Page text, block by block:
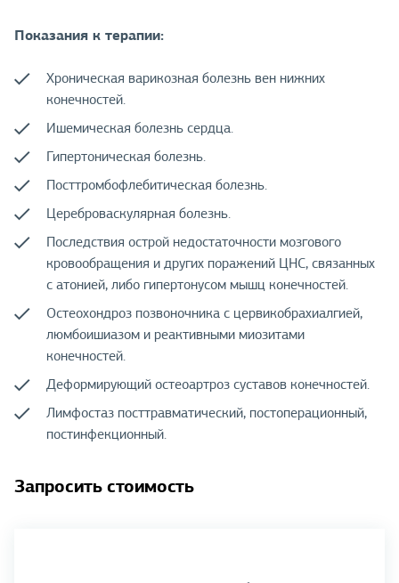
Показания к терапии:
Хроническая варикозная болезнь вен нижних
конечностей.
Ишемическая болезнь сердца.
Гипертоническая болезнь.
Посттромбофлебитическая болезнь.
Цереброваскулярная болезнь.
Последствия острой недостаточности мозгового
кровообращения и других поражений ЦНС, связанных
с атонией, либо гипертонусом мышц конечностей.
Остеохондроз позвоночника с цервикобрахиалгией,
люмбоишиазом и реактивными миозитами
конечностей.
Деформирующий остеоартроз суставов конечностей.
Лимфостаз посттравматический, постоперационный,
постинфекционный.
Запросить стоимость